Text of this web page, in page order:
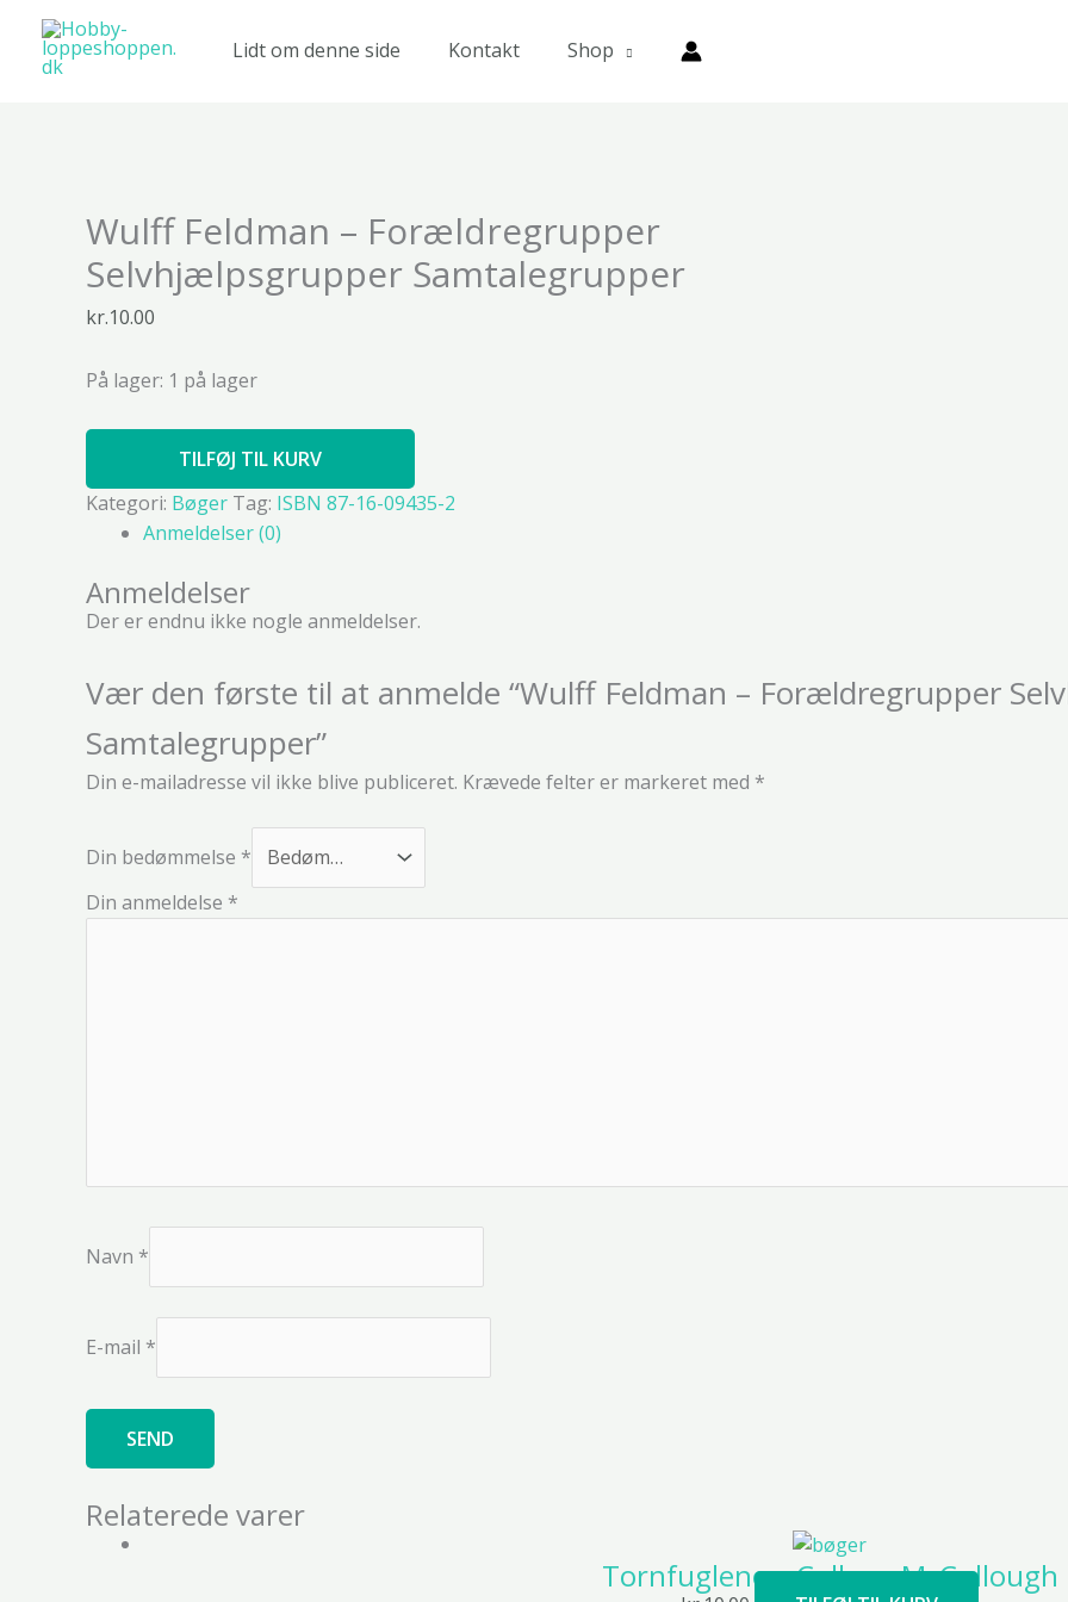
indholdet
Lidt om denne side Kontakt Shop
Wulff Feldman – Forældregrupper
Selvhjælpsgrupper Samtalegrupper
kr.10.00
På lager: 1 på lager
Feldman
Forældregrupper
Selvhjælpsgrupper
antal
TILFØJ TIL KURV
Kategori: Bøger Tag: ISBN 87-16-09435-2
Anmeldelser (0)
Anmeldelser
Der er endnu ikke nogle anmeldelser.
Vær den første til at anmelde “Wulff Feldman – Forældregrupper
Samtalegrupper”
Din e-mailadresse vil ikke blive publiceret. Krævede felter er markeret med *
Din bedømmelse *
Din anmeldelse *
Navn *
E-mail *
Relaterede varer
Tornfuglene – Colleen McCullough